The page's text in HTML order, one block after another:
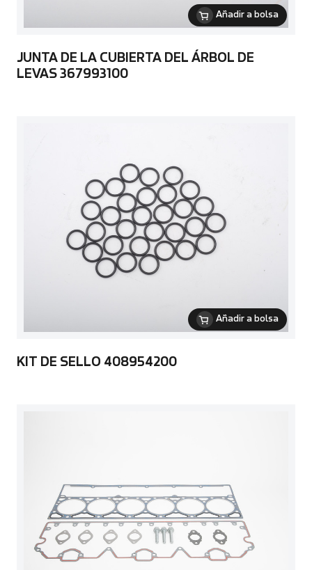
Añadir a bolsa
JUNTA DE LA CUBIERTA DEL ÁRBOL DE
LEVAS 367993100
Añadir a bolsa
KIT DE SELLO 408954200